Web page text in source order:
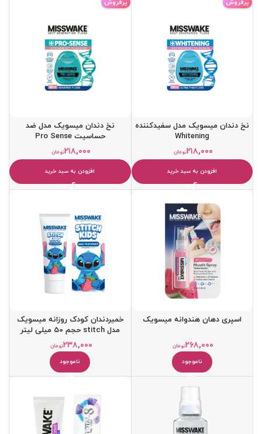
پرفروش
نخ دندان میسویک مدل سفیدکننده
Whitening
تومان۲۱۸,۰۰۰
افزودن به سبد خرید
پرفروش
نخ دندان میسویک مدل ضد
حساسیت Pro Sense
تومان۲۱۸,۰۰۰
افزودن به سبد خرید
اسپری دهان هندوانه میسویک
تومان۲۶۸,۰۰۰
ناموجود
خمیردندان کودک روزانه میسویک
مدل stitch حجم 50 میلی لیتر
تومان۲۳۸,۰۰۰
ناموجود